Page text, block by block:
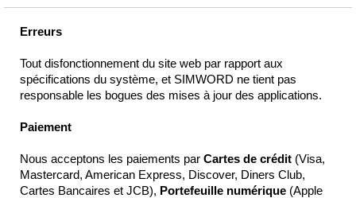
Erreurs
Tout disfonctionnement du site web par rapport aux
spécifications du système, et SIMWORD ne tient pas
responsable les bogues des mises à jour des applications.
Paiement
Nous acceptons les paiements par Cartes de crédit (Visa,
Mastercard, American Express, Discover, Diners Club,
Cartes Bancaires et JCB), Portefeuille numérique (Apple